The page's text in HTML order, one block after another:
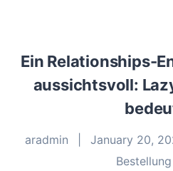
Ein Relationships-
aussichtsvoll:
aradmin January 20,